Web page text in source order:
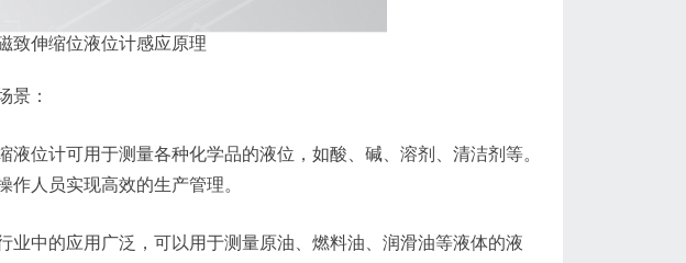
致伸缩位液位计感应原理
：
位计可用于测量各种化学品的液位，如酸、碱、溶剂、清洁剂等。
人员实现高效的生产管理。
中的应用广泛，可以用于测量原油、燃料油、润滑油等液体的液